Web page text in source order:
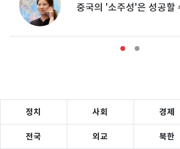
중국의 '소주성'은 성공할
정치 사회 경제
전국 외교 북한